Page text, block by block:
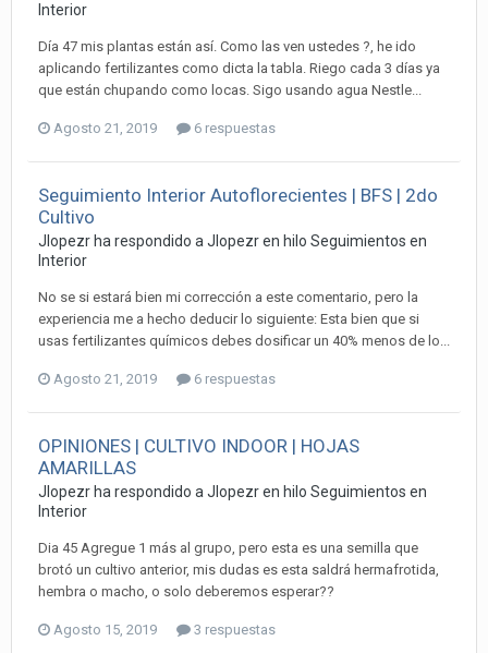
Interior
Día 47 mis plantas están así. Como las ven ustedes ?, he ido
aplicando fertilizantes como dicta la tabla. Riego cada 3 días ya
que están chupando como locas. Sigo usando agua Nestle...
Agosto 21, 2019 6 respuestas
Seguimiento Interior Autoflorecientes | BFS | 2do
Cultivo
Jlopezr ha respondido a Jlopezr en hilo Seguimientos en
Interior
No se si estará bien mi corrección a este comentario, pero la
experiencia me a hecho deducir lo siguiente: Esta bien que si
usas fertilizantes químicos debes dosificar un 40% menos de lo...
Agosto 21, 2019 6 respuestas
OPINIONES | CULTIVO INDOOR | HOJAS
AMARILLAS
Jlopezr ha respondido a Jlopezr en hilo Seguimientos en
Interior
Dia 45 Agregue 1 más al grupo, pero esta es una semilla que
brotó un cultivo anterior, mis dudas es esta saldrá hermafrotida,
hembra o macho, o solo deberemos esperar??
Agosto 15, 2019 3 respuestas